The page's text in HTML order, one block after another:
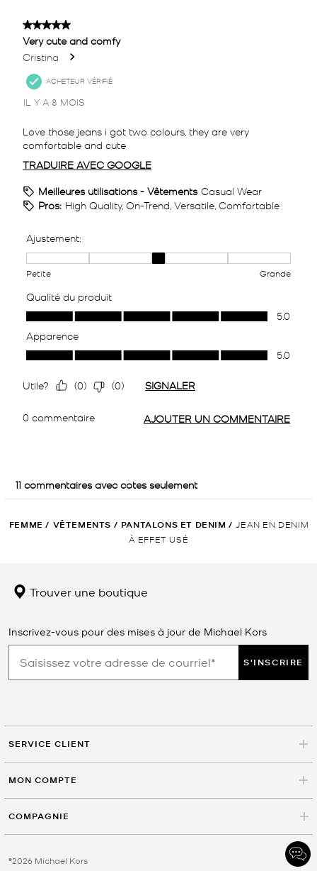
FEMME / VÊTEMENTS / PANTALONS ET DENIM / JEAN EN DENIM
À EFFET USÉ
Trouver une boutique
Inscrivez-vous pour des mises à jour de Michael Kors
S'INSCRIRE
SERVICE CLIENT
MON COMPTE
COMPAGNIE
©2026 Michael Kors